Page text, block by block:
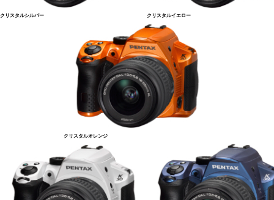
クリスタルシルバー クリスタルイエロー
クリスタルオレンジ